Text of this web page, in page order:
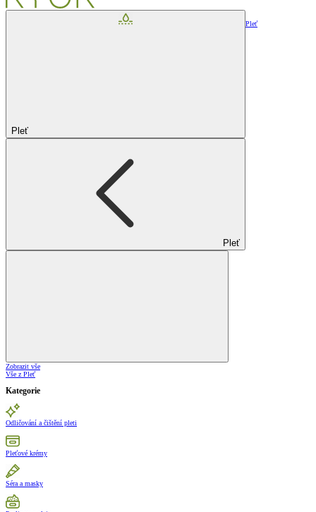
Pleť
Pleť
Pleť
Zobrazit vše
Vše z Pleť
Kategorie
Odličování a čištění pleti
Pleťové krémy
Séra a masky